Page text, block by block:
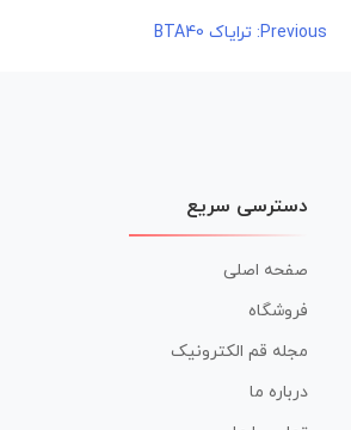
راهبری
Previous: ترایاک BTA40
دسترسی سریع
صفحه اصلی
فروشگاه
مجله قم الکترونیک
درباره ما